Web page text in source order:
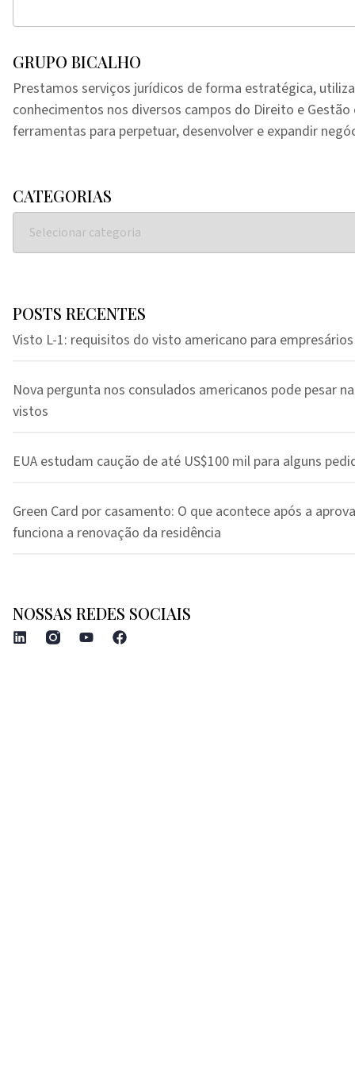
GRUPO BICALHO
Prestamos serviços jurídicos de forma estratégica,
conhecimentos nos diversos campos do Direito e
ferramentas para perpetuar, desenvolver e expandir
CATEGORIAS
POSTS RECENTES
Visto L-1: requisitos do visto americano para empresários
Nova pergunta nos consulados americanos pode pesar
vistos
EUA estudam caução de até US$100 mil para alguns
Green Card por casamento: O que acontece após a
funciona a renovação da residência
NOSSAS REDES SOCIAIS